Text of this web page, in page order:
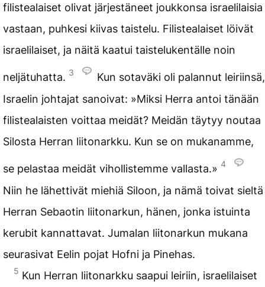
filistealaiset olivat järjestäneet joukkonsa israelilaisia
vastaan, puhkesi kiivas taistelu. Filistealaiset löivät
israelilaiset, ja näitä kaatui taistelukentälle noin
neljätuhatta. 3
Kun sotaväki oli palannut leiriinsä,
Israelin johtajat sanoivat: »Miksi Herra antoi tänään
filistealaisten voittaa meidät? Meidän täytyy noutaa
Silosta Herran liitonarkku. Kun se on mukanamme,
se pelastaa meidät vihollistemme vallasta.» 4
Niin he lähettivät miehiä Siloon, ja nämä toivat sieltä
Herran Sebaotin liitonarkun, hänen, jonka istuinta
kerubit kannattavat. Jumalan liitonarkun mukana
seurasivat Eelin pojat Hofni ja Pinehas.
5 Kun Herran liitonarkku saapui leiriin, israelilaiset